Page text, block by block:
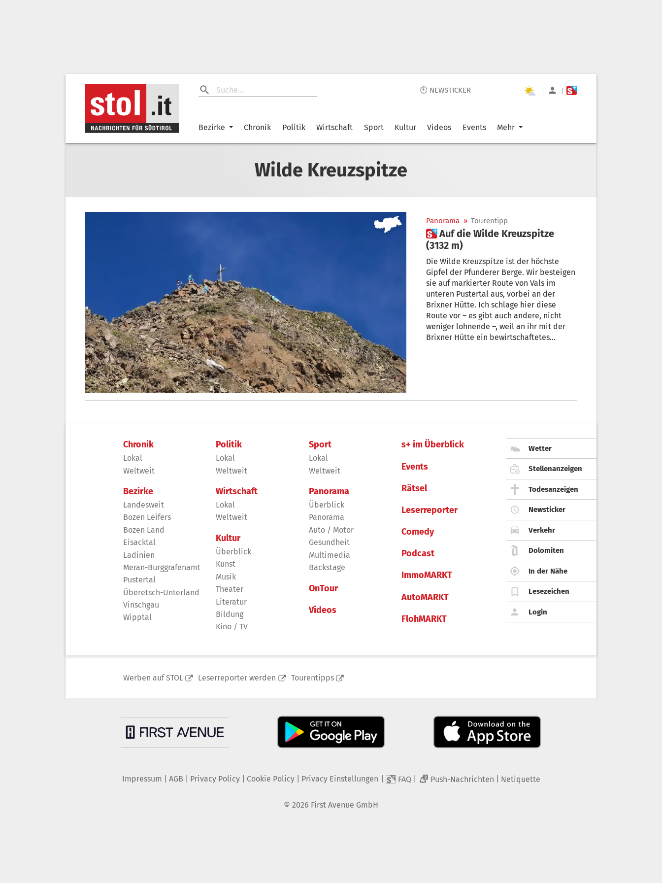
🕙 NEWSTICKER | |
Bezirke Chronik Politik Wirtschaft Sport Kultur Videos Events Mehr
Wilde Kreuzspitze
Panorama » Tourentipp
 Auf die Wilde Kreuzspitze
(3132 m)
Die Wilde Kreuzspitze ist der höchste
Gipfel der Pfunderer Berge. Wir besteigen
sie auf markierter Route von Vals im
unteren Pustertal aus, vorbei an der
Brixner Hütte. Ich schlage hier diese
Route vor – es gibt auch andere, nicht
weniger lohnende –, weil an ihr mit der
Brixner Hütte ein bewirtschaftetes
Chronik
Lokal
Weltweit
Bezirke
Landesweit
Bozen Leifers
Bozen Land
Eisacktal
Ladinien
Meran-Burggrafenamt
Pustertal
Überetsch-Unterland
Vinschgau
Wipptal
Politik
Lokal
Weltweit
Wirtschaft
Lokal
Weltweit
Kultur
Überblick
Kunst
Musik
Theater
Literatur
Bildung
Kino / TV
Sport
Lokal
Weltweit
Panorama
Überblick
Panorama
Auto / Motor
Gesundheit
Multimedia
Backstage
OnTour
Videos
s+ im Überblick
Events
Rätsel
Leserreporter
Comedy
Podcast
ImmoMARKT
AutoMARKT
FlohMARKT
Wetter
Stellenanzeigen
Todesanzeigen
Newsticker
Verkehr
Dolomiten
In der Nähe
Lesezeichen
Login
Werben auf STOL Leserreporter werden Tourentipps
Impressum AGB Privacy Policy| Cookie Policy| Privacy Einstellungen FAQ 2 Push-Nachrichten Netiquette
© 2026 First Avenue GmbH